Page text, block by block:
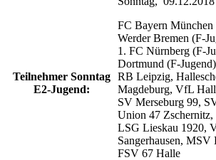
Teilnehmer Sonntag
E2-Jugend:
FC Bayern
Werder Bremen (F-
1. FC Nürnberg (F-
Dortmund (F-
RB Leipzig,
Magdeburg, VfL
SV Merseburg 99,
Union 47 Zschernitz,
LSG Lieskau 1920,
Sangerhausen, MSV
FSV 67 Halle